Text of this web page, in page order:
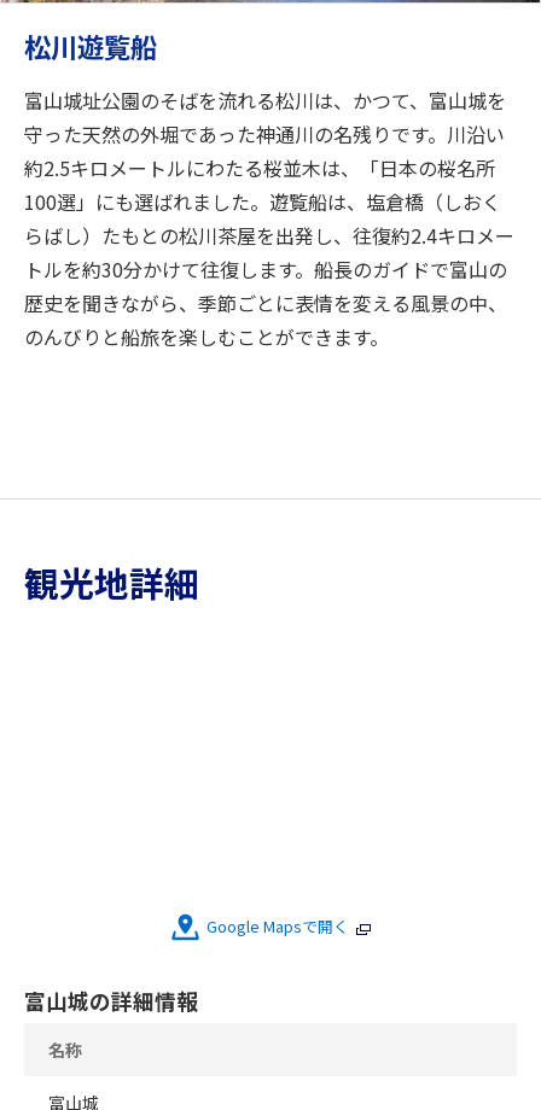
松川遊覧船
富山城址公園のそばを流れる松川は、かつて、富山城を
守った天然の外堀であった神通川の名残りです。川沿い
約2.5キロメートルにわたる桜並木は、「日本の桜名所
100選」にも選ばれました。遊覧船は、塩倉橋（しおく
らばし）たもとの松川茶屋を出発し、往復約2.4キロメー
トルを約30分かけて往復します。船長のガイドで富山の
歴史を聞きながら、季節ごとに表情を変える風景の中、
のんびりと船旅を楽しむことができます。
観光地詳細
Google Mapsで開く
富山城の詳細情報
名称
富山城